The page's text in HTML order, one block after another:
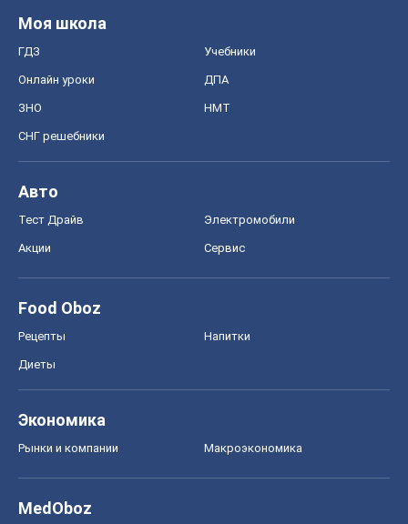
Моя школа
ГДЗ Учебники
Онлайн уроки ДПА
ЗНО НМТ
СНГ решебники
Авто
Тест Драйв Электромобили
Акции Сервис
Food Oboz
Рецепты Напитки
Диеты
Экономика
Рынки и компании Mакроэкономика
MedOboz